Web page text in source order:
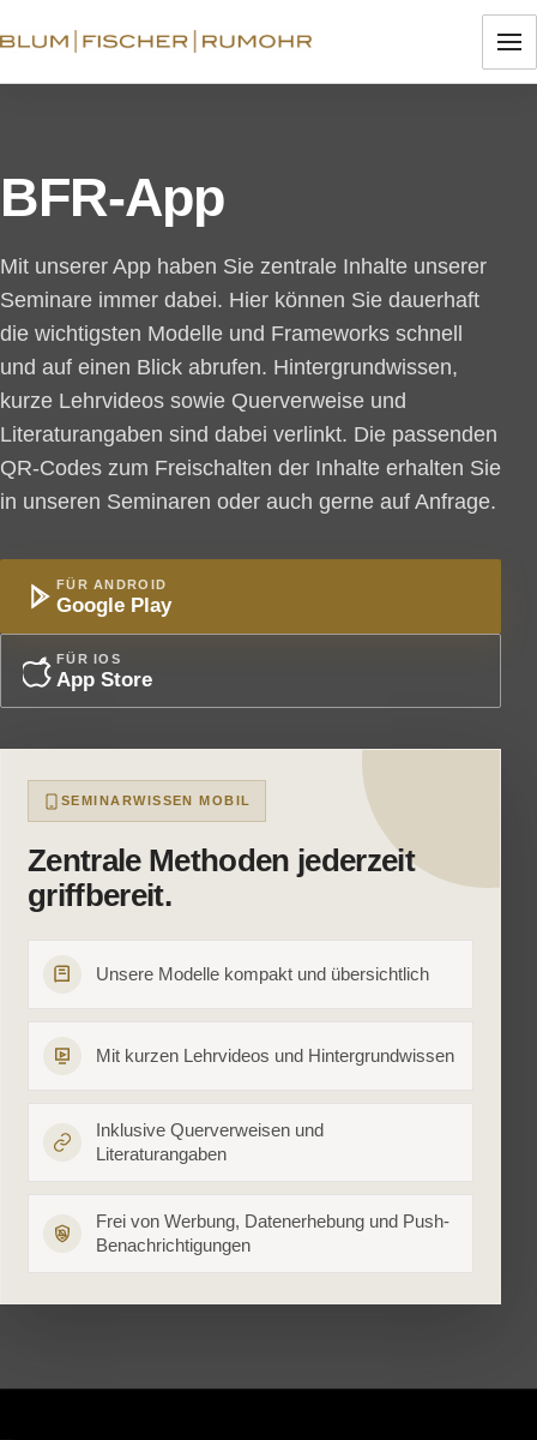
BFR-App
Mit unserer App haben Sie zentrale Inhalte unserer
Seminare immer dabei. Hier können Sie dauerhaft
die wichtigsten Modelle und Frameworks schnell
und auf einen Blick abrufen. Hintergrundwissen,
kurze Lehrvideos sowie Querverweise und
Literaturangaben sind dabei verlinkt. Die passenden
QR-Codes zum Freischalten der Inhalte erhalten Sie
in unseren Seminaren oder auch gerne auf Anfrage.
FÜR ANDROID
Google Play
FÜR IOS
App Store
SEMINARWISSEN MOBIL
Zentrale Methoden jederzeit
griffbereit.
Unsere Modelle kompakt und übersichtlich
Mit kurzen Lehrvideos und Hintergrundwissen
Inklusive Querverweisen und
Literaturangaben
Frei von Werbung, Datenerhebung und Push-
Benachrichtigungen